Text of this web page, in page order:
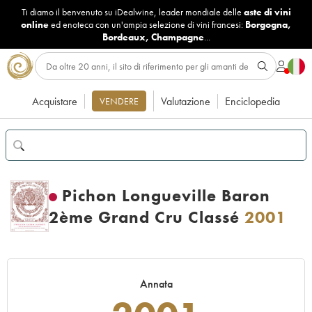
Ti diamo il benvenuto su iDealwine, leader mondiale delle aste di vini
onlineed enoteca con un'ampia selezione di vini francesi: Borgogna,
Bordeaux, Champagne...
Acquistare VENDERE Valutazione Enciclopedia
Pichon Longueville Baron
2ème Grand Cru Classé 2001
Annata